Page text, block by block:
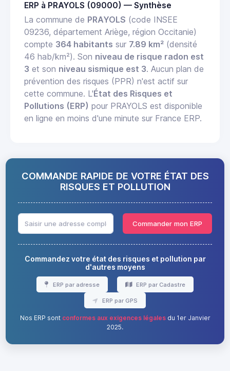
ERP à PRAYOLS (09000) — Synthèse
La commune de PRAYOLS (code INSEE
09236, département Ariège, région Occitanie)
compte 364 habitants sur 7.89 km² (densité
46 hab/km²). Son niveau de risque radon est
3 et son niveau sismique est 3. Aucun plan de
prévention des risques (PPR) n'est actif sur
cette commune. L'État des Risques et
Pollutions (ERP) pour PRAYOLS est disponible
en ligne en moins d'une minute sur France ERP.
COMMANDE RAPIDE DE VOTRE ÉTAT DES
RISQUES ET POLLUTION
Commander mon ERP
Commandez votre état des risques et pollution par
d'autres moyens
ERP par adresse ERP par Cadastre
ERP par GPS
Nos ERP sont conformes aux exigences légalesdu 1er Janvier
2025.